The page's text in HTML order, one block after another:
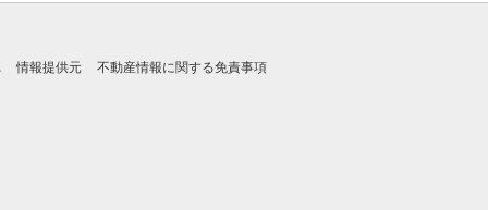
情報提供元 不動産情報に関する免責事項